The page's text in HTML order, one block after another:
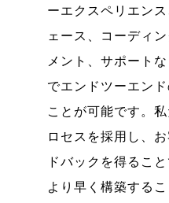
ーエクスペリエン
ェース、コーディ
メント、サポート
でエンドツーエン
ことが可能です。
ロセスを採用し、
ドバックを得るこ
より早く構築するこ